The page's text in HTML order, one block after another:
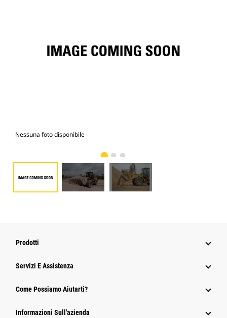
Nessuna foto disponibile
Prodotti
Servizi E Assistenza
Come Possiamo Aiutarti?
Informazioni Sull'azienda